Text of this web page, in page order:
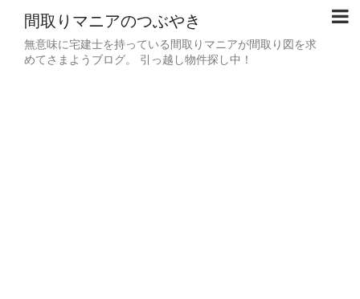
間取りマニアのつぶやき
無意味に宅建士を持っている間取りマニアが間取り図を求
めてさまようブログ。 引っ越し物件探し中！